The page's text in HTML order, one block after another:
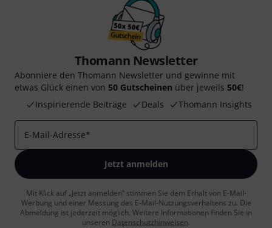
Thomann Newsletter
Abonniere den Thomann Newsletter und gewinne mit
etwas Glück einen von 50 Gutscheinen über jeweils 50€!
Inspirierende Beiträge
Deals Thomann Insights
E-Mail-Adresse*
Jetzt anmelden
Mit Klick auf „Jetzt anmelden“ stimmen Sie dem Erhalt von E-Mail-
Werbung und einer Messung des E-Mail-Nutzungsverhaltens zu. Die
Abmeldung ist jederzeit möglich. Weitere Informationen finden Sie in
unseren Datenschutzhinweisen.